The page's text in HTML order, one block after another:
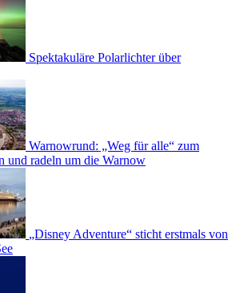
Spektakuläre Polarlichter über
Warnowrund: „Weg für alle“ zum
und radeln um die Warnow
„Disney Adventure“ sticht erstmals von